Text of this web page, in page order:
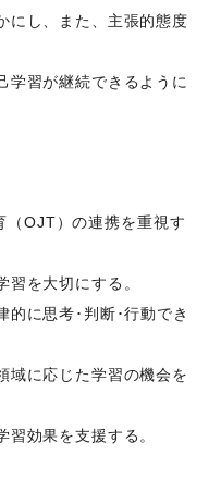
にし、また、主張的態度
学習が継続できるように
OJT）の連携を重視す
を大切にする。
的に思考･判断･行動でき
域に応じた学習の機会を
習効果を支援する。